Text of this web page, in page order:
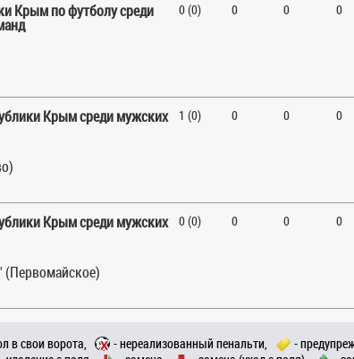
Крым по футболу среди 0 (0) 0 0 0
Крым среди мужских 1 (0) 0 0 0
Крым среди мужских 0 (0) 0 0 0
в свои ворота, - нереализованный пенальти,
-